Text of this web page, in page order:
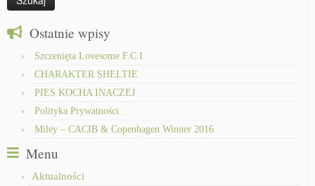
Ostatnie wpisy
Szczenięta Lovesome F.C.I.
CHARAKTER SHELTIE
PIES KOCHA INACZEJ
Polityka Prywatności.
Miley – CACIB & Copenhagen Winner 2016
Menu
Aktualności